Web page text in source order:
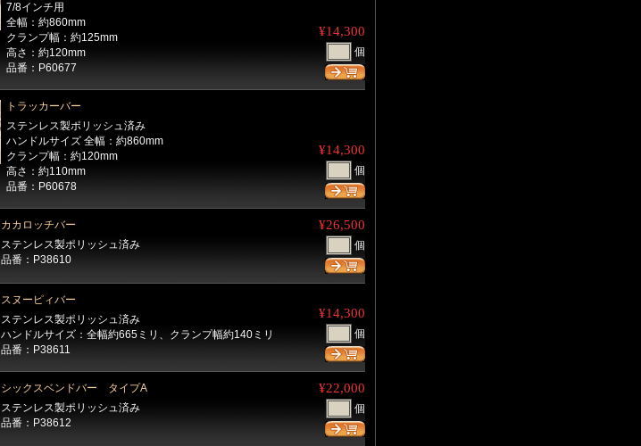
7/8インチ用
全幅：約860mm
クランプ幅：約125mm
高さ：約120mm
品番：P60677
¥14,300
個
トラッカーバー
ステンレス製ポリッシュ済み
ハンドルサイズ 全幅：約860mm
クランプ幅：約120mm
高さ：約110mm
品番：P60678
¥14,300
個
カカロッチバー
ステンレス製ポリッシュ済み
品番：P38610
¥26,500
個
スヌーピィバー
ステンレス製ポリッシュ済み
ハンドルサイズ：全幅約665ミリ、クランプ幅約140ミリ
品番：P38611
¥14,300
個
シックスベンドバー タイプA
ステンレス製ポリッシュ済み
品番：P38612
¥22,000
個